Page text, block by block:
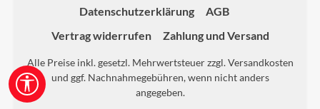
Datenschutzerklärung
AGB
Vertrag widerrufen
Zahlung und Versand
Alle Preise inkl. gesetzl. Mehrwertsteuer zzgl.Versandkosten
und ggf. Nachnahmegebühren, wenn nicht anders
angegeben.
Werkzeugleiste anzeigen